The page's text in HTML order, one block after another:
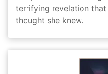
terrifying revelation
thought she knew.